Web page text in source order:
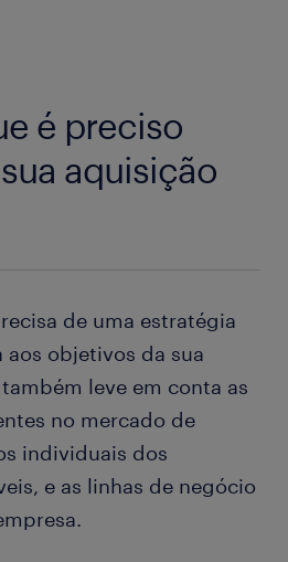
é preciso
aquisição
de uma estratégia
aos objetivos da sua
leve em conta as
no mercado de
individuais dos
e as linhas de negócio